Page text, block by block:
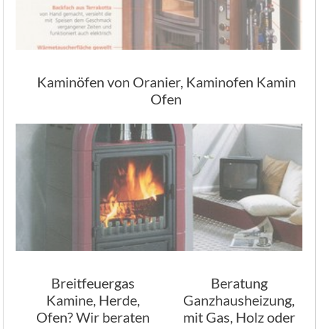
Kaminöfen von Oranier, Kaminofen Kamin
Ofen
Breitfeuergas
Kamine, Herde,
Ofen? Wir beraten
Beratung
Ganzhausheizung,
mit Gas, Holz oder